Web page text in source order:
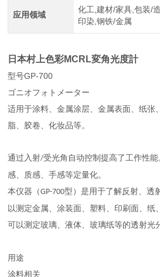
应用领域
化工,建材/家具,包装/
印染,钢铁/金属
日本村上色彩MCRL変角光度計
型号GP-700
ゴニオフォトメーター
适用于涂料、金属涂层、金属表面、纸张
脂、胶卷、化妆品等。
通过入射/受光角自动控制提高了工作性
感、质感、手感等定量化。
本仪器（GP-700型）是用于了解反射、透
以测定金属、涂装面、塑料、印刷面、纸
可以测定玻璃、液体、玻璃纸等的透射光
用途
涂料相关